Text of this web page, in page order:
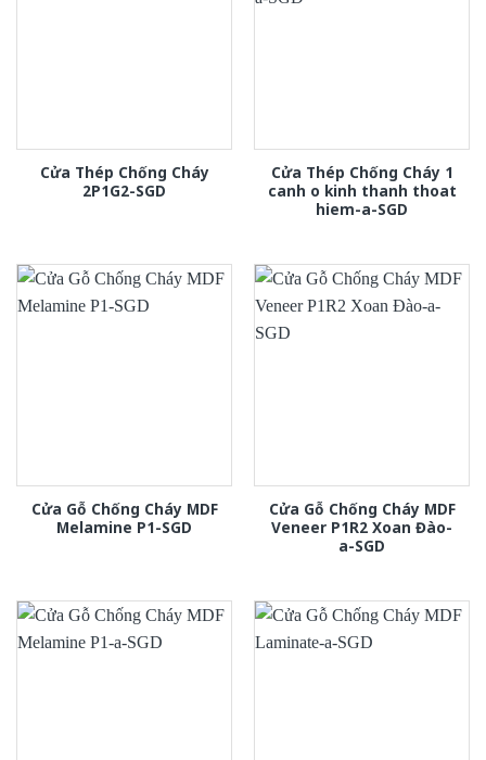
Cửa Thép Chống Cháy
2P1G2-SGD
Cửa Thép Chống Cháy 1
canh o kinh thanh thoat
hiem-a-SGD
Cửa Gỗ Chống Cháy MDF
Melamine P1-SGD
Cửa Gỗ Chống Cháy MDF
Veneer P1R2 Xoan Đào-
a-SGD